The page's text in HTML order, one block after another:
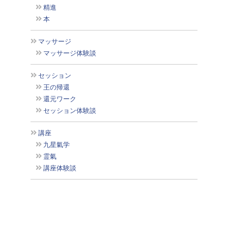
精進
本
マッサージ
マッサージ体験談
セッション
王の帰還
還元ワーク
セッション体験談
講座
九星氣学
霊氣
講座体験談